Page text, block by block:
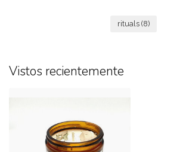
rituals (8)
Vistos recientemente